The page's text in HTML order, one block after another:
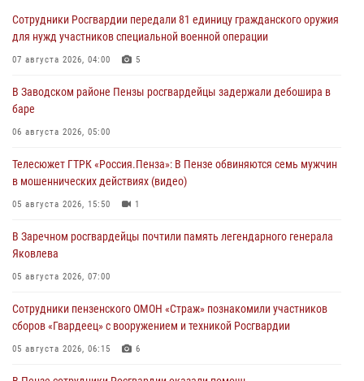
Сотрудники Росгвардии передали 81 единицу гражданского оружия
для нужд участников специальной военной операции
07 августа 2026, 04:00 5
В Заводском районе Пензы росгвардейцы задержали дебошира в
баре
06 августа 2026, 05:00
Телесюжет ГТРК «Россия.Пенза»: В Пензе обвиняются семь мужчин
в мошеннических действиях (видео)
05 августа 2026, 15:50 1
В Заречном росгвардейцы почтили память легендарного генерала
Яковлева
05 августа 2026, 07:00
Сотрудники пензенского ОМОН «Страж» познакомили участников
сборов «Гвардеец» с вооружением и техникой Росгвардии
05 августа 2026, 06:15 6